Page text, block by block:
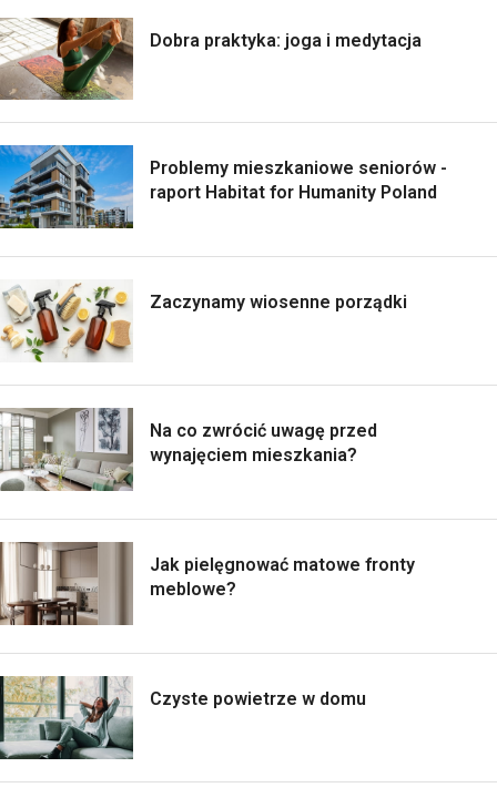
Dobra praktyka: joga i medytacja
Problemy mieszkaniowe seniorów -
raport Habitat for Humanity Poland
Zaczynamy wiosenne porządki
Na co zwrócić uwagę przed
wynajęciem mieszkania?
Jak pielęgnować matowe fronty
meblowe?
Czyste powietrze w domu